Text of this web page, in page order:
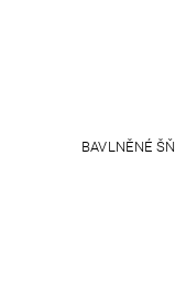
BAVLNĚNÉ